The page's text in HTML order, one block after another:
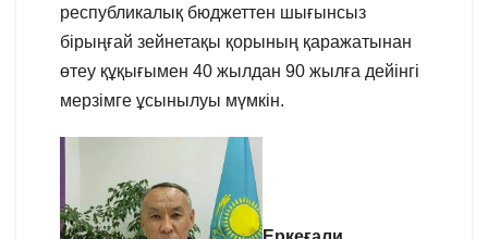
республикалық бюджеттен шығынсыз
бірыңғай зейнетақы қорының қаражатынан
өтеу құқығымен 40 жылдан 90 жылға дейінгі
мерзімге ұсынылуы мүмкін.